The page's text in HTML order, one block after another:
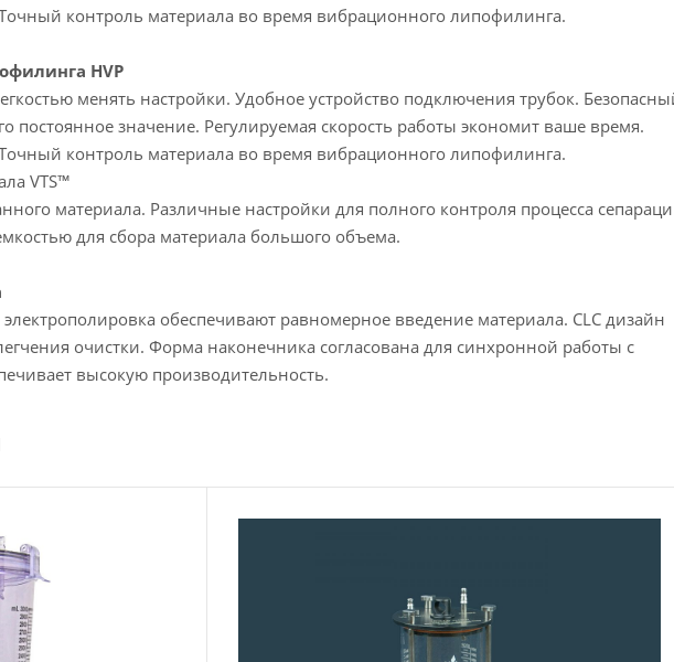
контроль материала во время вибрационного липофилинга.
HVP
менять настройки. Удобное устройство подключения трубок.
постоянное значение. Регулируемая скорость работы экономит ваше время.
контроль материала во время вибрационного липофилинга.
VTS™
материала. Различные настройки для полного контроля процесса
для сбора материала большого объема.
обеспечивают равномерное введение материала. CLC дизайн
очистки. Форма наконечника согласована для синхронной работы с
высокую производительность.
мл, ⁃ 5000 мл.